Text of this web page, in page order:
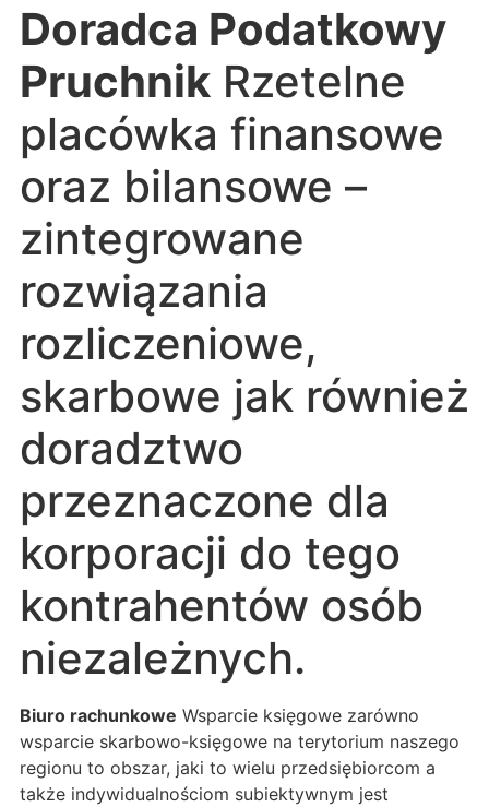
Doradca Podatkowy
Pruchnik Rzetelne
placówka finansowe
oraz bilansowe –
zintegrowane
rozwiązania
rozliczeniowe,
skarbowe jak również
doradztwo
przeznaczone dla
korporacji do tego
kontrahentów osób
niezależnych.
Biuro rachunkowe Wsparcie księgowe zarówno
wsparcie skarbowo-księgowe na terytorium naszego
regionu to obszar, jaki to wielu przedsiębiorcom a
także indywidualnościom subiektywnym jest